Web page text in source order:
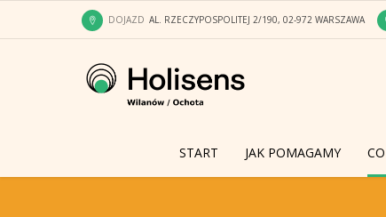
DOJAZD AL. RZECZYPOSPOLITEJ 2/190, 02-972 WARSZAWA
START JAK POMAGAMY